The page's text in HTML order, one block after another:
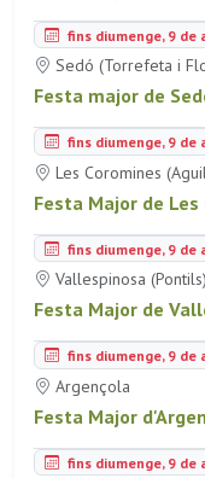
fins diumenge, 9 de
Sedó (Torrefeta i
Festa major de
fins diumenge, 9 de
Les Coromines
Festa Major de Les
fins diumenge, 9 de
Vallespinosa (Pontils)
Festa Major de
fins diumenge, 9 de
Argençola
Festa Major
fins diumenge, 9 de